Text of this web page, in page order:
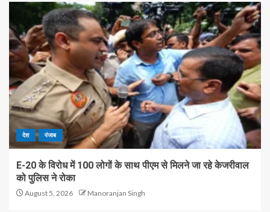
देश पंजाब
E-20 के विरोध में 100 लोगों के साथ पीएम से मिलने जा रहे केजरीवाल
को पुलिस ने रोका
August 5, 2026 Manoranjan Singh